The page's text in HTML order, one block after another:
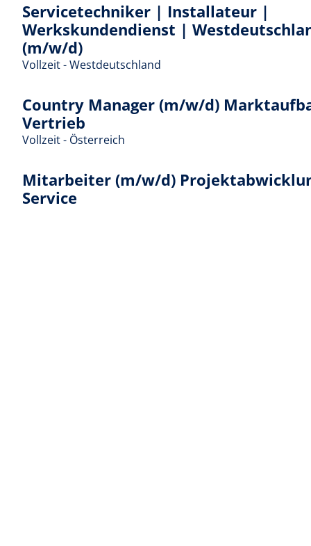
Servicetechniker | Installateur |
Werkskundendienst |
(m/w/d)
Vollzeit - Westdeutschland
Country Manager (m/w/d)
Vertrieb
Vollzeit - Österreich
Mitarbeiter (m/w/d)
Service